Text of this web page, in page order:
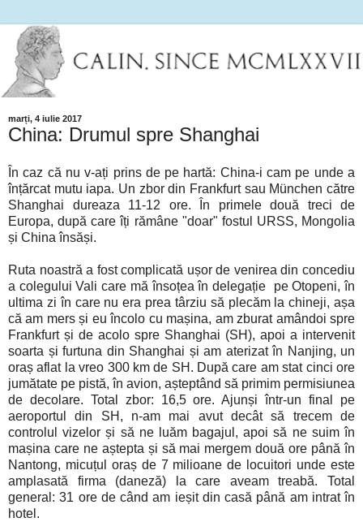
marți, 4 iulie 2017
China: Drumul spre Shanghai
În caz că nu v-ați prins de pe hartă: China-i cam pe unde a
înțărcat mutu iapa. Un zbor din Frankfurt sau München către
Shanghai dureaza 11-12 ore. În primele două treci de
Europa, după care îți rămâne "doar" fostul URSS, Mongolia
și China însăși.
Ruta noastră a fost complicată ușor de venirea din concediu
a colegului Vali care mă însoțea în delegație pe Otopeni, în
ultima zi în care nu era prea târziu să plecăm la chineji, așa
că am mers și eu încolo cu mașina, am zburat amândoi spre
Frankfurt și de acolo spre Shanghai (SH), apoi a intervenit
soarta și furtuna din Shanghai și am aterizat în Nanjing, un
oraș aflat la vreo 300 km de SH. După care am stat cinci ore
jumătate pe pistă, în avion, așteptând să primim permisiunea
de decolare. Total zbor: 16,5 ore. Ajunși într-un final pe
aeroportul din SH, n-am mai avut decât să trecem de
controlul vizelor și să ne luăm bagajul, apoi să ne suim în
mașina care ne aștepta și să mai mergem două ore până în
Nantong, micuțul oraș de 7 milioane de locuitori unde este
amplasată firma (daneză) la care aveam treabă. Total
general: 31 ore de când am ieșit din casă până am intrat în
hotel.